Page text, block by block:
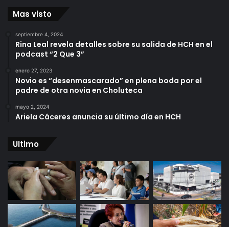
Mas visto
septiembre 4, 2024
Rina Leal revela detalles sobre su salida de HCH en el
podcast “2 Que 3”
enero 27, 2023
Novio es “desenmascarado” en plena boda por el
padre de otra novia en Choluteca
mayo 2, 2024
Ariela Cáceres anuncia su último día en HCH
Ultimo